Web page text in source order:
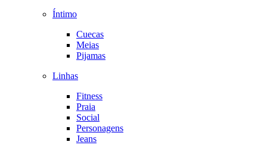
Íntimo
Cuecas
Meias
Pijamas
Linhas
Fitness
Praia
Social
Personagens
Jeans